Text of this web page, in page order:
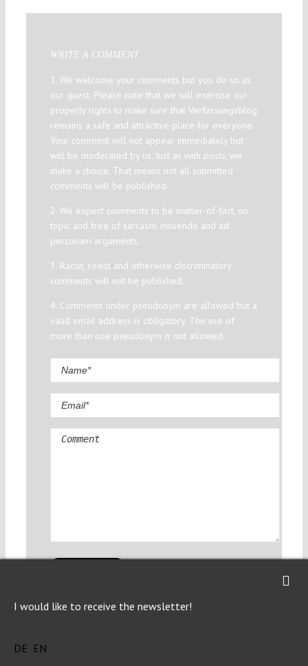
WRITE A COMMENT
1. We welcome your comments but you do so as
our guest. Please note that we will exercise our
property rights to make sure that Verfassungsblog
remains a safe and attractive place for everyone.
Your comment will not appear immediately but
will be moderated by us. Just as with posts, we
make a choice. That means not all submitted
comments will be published.
2. We expect comments to be matter-of-fact, on-
topic and free of sarcasm, innuendo and ad
personam arguments.
3. Racist, sexist and otherwise discriminatory
comments will not be published.
4. Comments under pseudonym are allowed but a
valid email address is obligatory. The use of
more than one pseudonym is not allowed.
Comment
I would like to receive the newsletter!
DE EN